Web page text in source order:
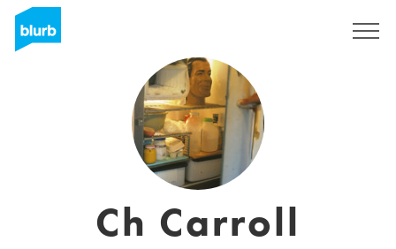
Ch Carroll